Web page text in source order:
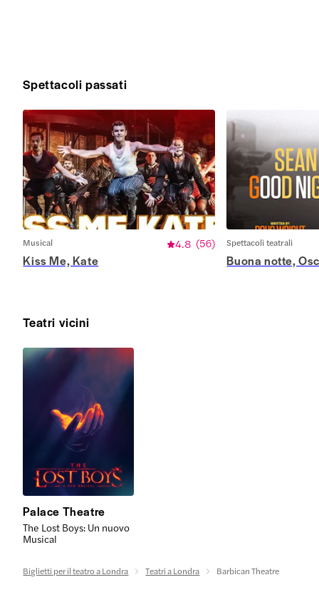
Spettacoli passati
Musical 4.8 (56)
Kiss Me, Kate
Spettacoli teatrali
Buona notte,
Teatri vicini
Palace Theatre
The Lost Boys: Un nuovo
Musical
Biglietti per il teatro a Londra Teatri a Londra Barbican Theatre